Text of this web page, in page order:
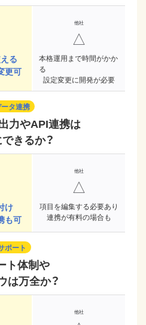
る
更可
△
本格運用まで時間がかか
る
設定変更に開発が必要
タ連携
力やAPI連携は
きるか？
け
も可
△
項目を編集する必要あり
連携が有料の場合も
ポート
ト体制や
は万全か？